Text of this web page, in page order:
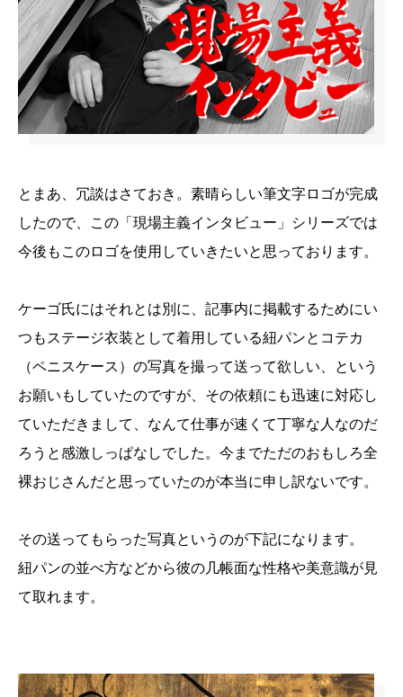
とまあ、冗談はさておき。素晴らしい筆文字ロゴが完成
したので、この「現場主義インタビュー」シリーズでは
今後もこのロゴを使用していきたいと思っております。
ケーゴ氏にはそれとは別に、記事内に掲載するためにい
つもステージ衣装として着用している紐パンとコテカ
（ペニスケース）の写真を撮って送って欲しい、という
お願いもしていたのですが、その依頼にも迅速に対応し
ていただきまして、なんて仕事が速くて丁寧な人なのだ
ろうと感激しっぱなしでした。今までただのおもしろ全
裸おじさんだと思っていたのが本当に申し訳ないです。
その送ってもらった写真というのが下記になります。
紐パンの並べ方などから彼の几帳面な性格や美意識が見
て取れます。